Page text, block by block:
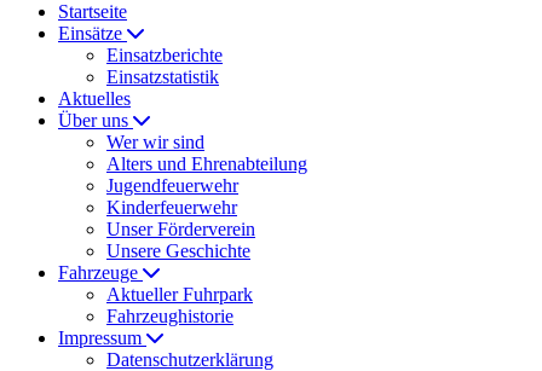
Startseite
Einsätze
Einsatzberichte
Einsatzstatistik
Aktuelles
Über uns
Wer wir sind
Alters und Ehrenabteilung
Jugendfeuerwehr
Kinderfeuerwehr
Unser Förderverein
Unsere Geschichte
Fahrzeuge
Aktueller Fuhrpark
Fahrzeughistorie
Impressum
Datenschutzerklärung